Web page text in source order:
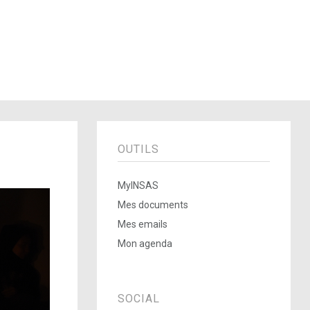
OUTILS
MyINSAS
Mes documents
Mes emails
Mon agenda
SOCIAL